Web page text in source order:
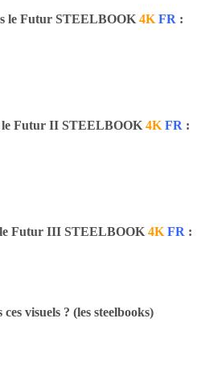
le Futur STEELBOOK 4K FR :
le Futur II STEELBOOK 4K FR :
le Futur III STEELBOOK 4K FR :
visuels ? (les steelbooks)